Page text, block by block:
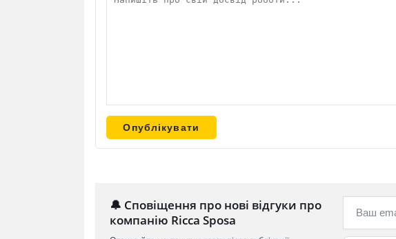
🔔 Сповіщення про нові відгуки про
компанію Ricca Sposa